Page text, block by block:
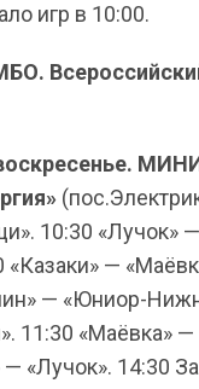
игр в 10:00.
10:30
—
— «Юниор-
11:30 «Маёвка»
«Лучок». 14:30